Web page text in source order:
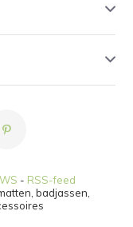
- RSS-feed
badjassen,